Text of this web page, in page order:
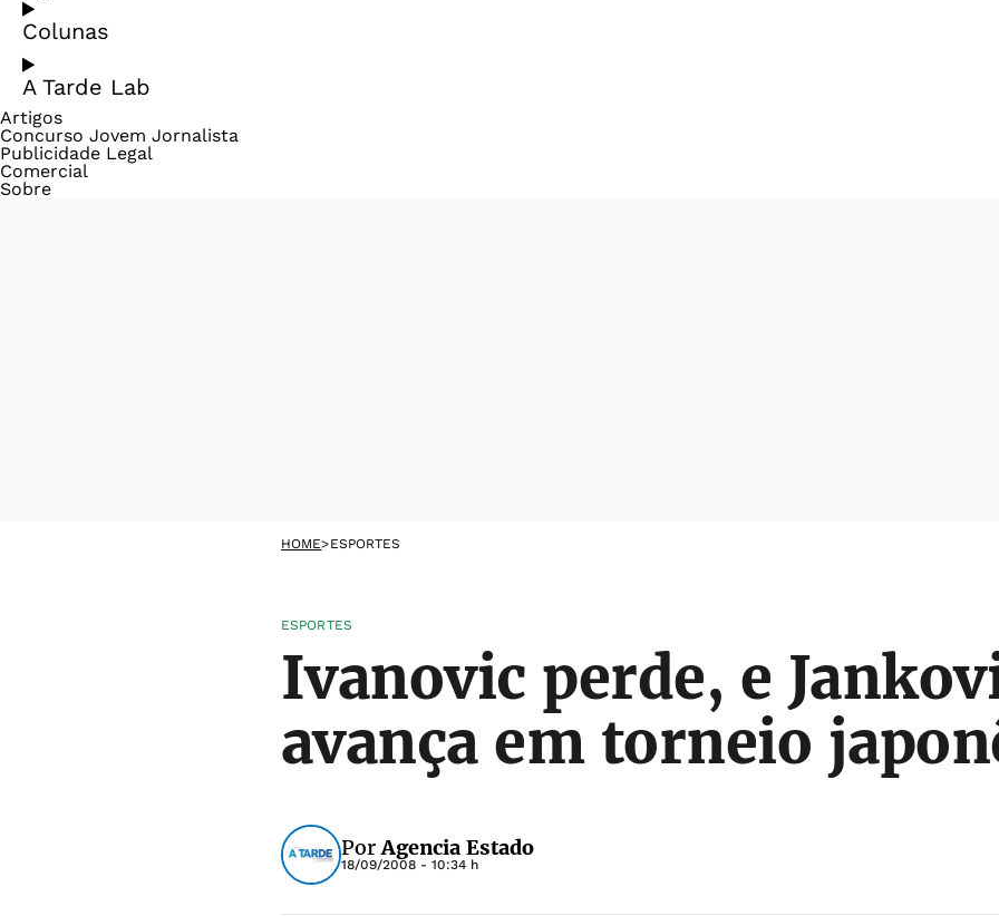
Colunas
A Tarde Lab
Artigos
Concurso Jovem Jornalista
Publicidade Legal
Comercial
Sobre
HOME>ESPORTES
ESPORTES
Ivanovic perde, e
avança em torneio
PorAgencia Estado
18/09/2008 - 10:34 h